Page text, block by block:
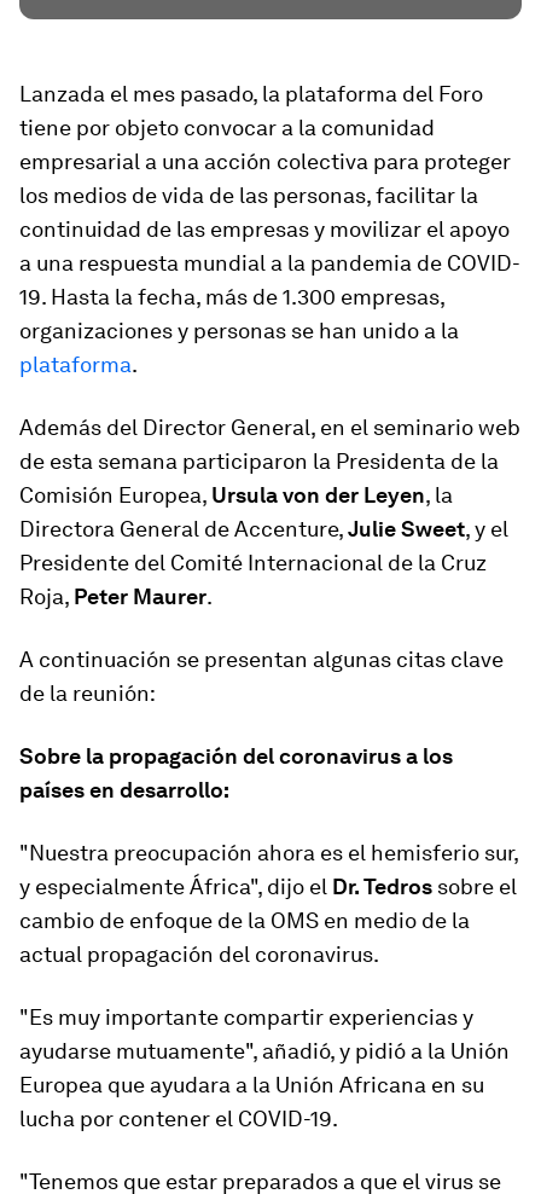
Lanzada el mes pasado, la plataforma del Foro
tiene por objeto convocar a la comunidad
empresarial a una acción colectiva para proteger
los medios de vida de las personas, facilitar la
continuidad de las empresas y movilizar el apoyo
a una respuesta mundial a la pandemia de COVID-
19. Hasta la fecha, más de 1.300 empresas,
organizaciones y personas se han unido a la
plataforma.
Además del Director General, en el seminario web
de esta semana participaron la Presidenta de la
Comisión Europea, Ursula von der Leyen, la
Directora General de Accenture,Julie Sweet, y el
Presidente del Comité Internacional de la Cruz
Roja, Peter Maurer.
A continuación se presentan algunas citas clave
de la reunión:
Sobre la propagación del coronavirus a los
países en desarrollo:
"Nuestra preocupación ahora es el hemisferio sur,
y especialmente África", dijo el Dr. Tedros sobre el
cambio de enfoque de la OMS en medio de la
actual propagación del coronavirus.
"Es muy importante compartir experiencias y
ayudarse mutuamente", añadió, y pidió a la Unión
Europea que ayudara a la Unión Africana en su
lucha por contener el COVID-19.
"Tenemos que estar preparados a que el virus se